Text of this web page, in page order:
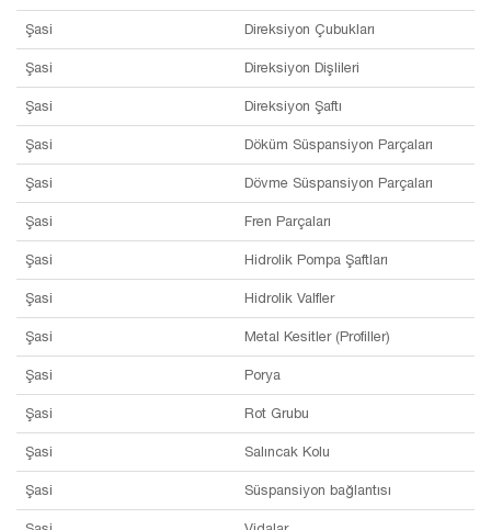
Şasi Direksiyon Çubukları
Şasi Direksiyon Dişlileri
Şasi Direksiyon Şaftı
Şasi Döküm Süspansiyon Parçaları
Şasi Dövme Süspansiyon Parçaları
Şasi Fren Parçaları
Şasi Hidrolik Pompa Şaftları
Şasi Hidrolik Valfler
Şasi Metal Kesitler (Profiller)
Şasi Porya
Şasi Rot Grubu
Şasi Salıncak Kolu
Şasi Süspansiyon bağlantısı